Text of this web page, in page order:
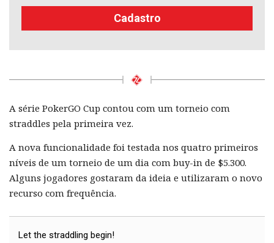
Cadastro
A série PokerGO Cup contou com um torneio com
straddles pela primeira vez.
A nova funcionalidade foi testada nos quatro primeiros
níveis de um torneio de um dia com buy-in de $5.300.
Alguns jogadores gostaram da ideia e utilizaram o novo
recurso com frequência.
Let the straddling begin!